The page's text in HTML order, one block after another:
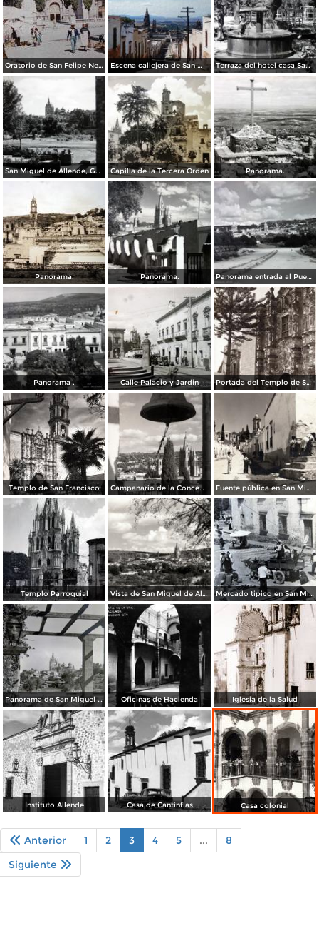
Oratorio de San Felipe Neri (c. 1953) Escena callejera de San Miguel de Allende, Guanajuato (c. 1953). Terraza del hotel casa Sauato San Miguel de Allende, Guanajuato.
San Miguel de Allende, Guanajuato. Capilla de la Tercera Orden Panorama.
Panorama. Panorama. Panorama entrada al Pueblo.
Panorama . Calle Palacio y Jardin Portada del Templo de San Francisco
Templo de San Francisco Campanario de la Concepción Fuente pública en San Miguel de Allende
Templo Parroquial Vista de San Miguel de Allende Mercado tipico en San Miguel de Allende Guanajuato en 1948
Panorama de San Miguel de Allende Guanajuato Oficinas de Hacienda Iglesia de la Salud
Instituto Allende Casa de Cantinflas Casa colonial
Anterior 1 2 3 4 5 ...
8
Siguiente